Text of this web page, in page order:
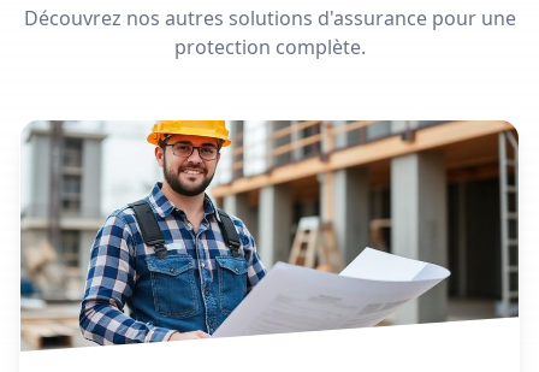
Découvrez nos autres solutions d'assurance pour une
protection complète.